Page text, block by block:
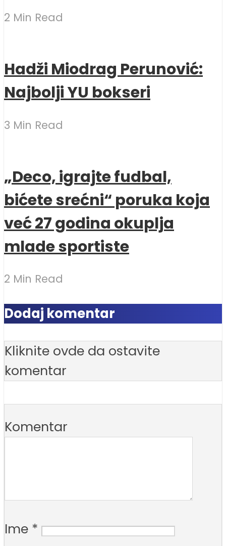
2 Min Read
Hadži Miodrag Perunović:
Najbolji YU bokseri
3 Min Read
„Deco, igrajte fudbal,
bićete srećni“ poruka koja
već 27 godina okuplja
mlade sportiste
2 Min Read
Dodaj komentar
Kliknite ovde da ostavite
komentar
Komentar
Ime *